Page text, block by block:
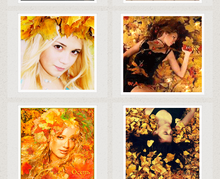
Коды Скачать Коды Скачать
Коды Скачать Коды Скачать